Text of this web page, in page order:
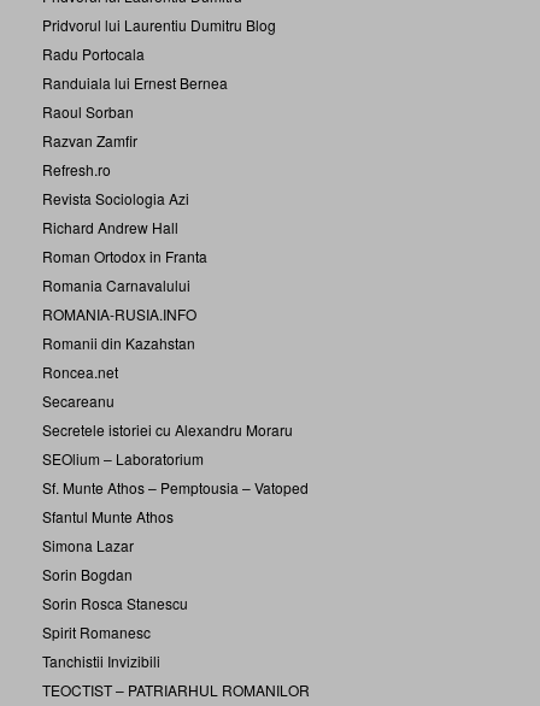
Pridvorul lui Laurentiu Dumitru Blog
Radu Portocala
Randuiala lui Ernest Bernea
Raoul Sorban
Razvan Zamfir
Refresh.ro
Revista Sociologia Azi
Richard Andrew Hall
Roman Ortodox in Franta
Romania Carnavalului
ROMANIA-RUSIA.INFO
Romanii din Kazahstan
Roncea.net
Secareanu
Secretele istoriei cu Alexandru Moraru
SEOlium – Laboratorium
Sf. Munte Athos – Pemptousia – Vatoped
Sfantul Munte Athos
Simona Lazar
Sorin Bogdan
Sorin Rosca Stanescu
Spirit Romanesc
Tanchistii Invizibili
TEOCTIST – PATRIARHUL ROMANILOR